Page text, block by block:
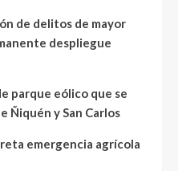
de delitos de mayor
despliegue
parque eólico que se
Ñiquén y San Carlos
emergencia agrícola